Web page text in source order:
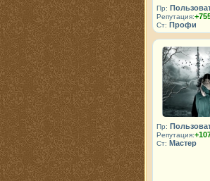
Пр:
Репутация:
Ст: Профи
Пр:
Репутация:
Ст: Мастер